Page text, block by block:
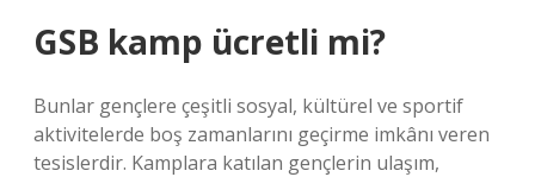
GSB kamp ücretli mi?
Bunlar gençlere çeşitli sosyal, kültürel ve sportif
aktivitelerde boş zamanlarını geçirme imkânı veren
tesislerdir. Kamplara katılan gençlerin ulaşım,